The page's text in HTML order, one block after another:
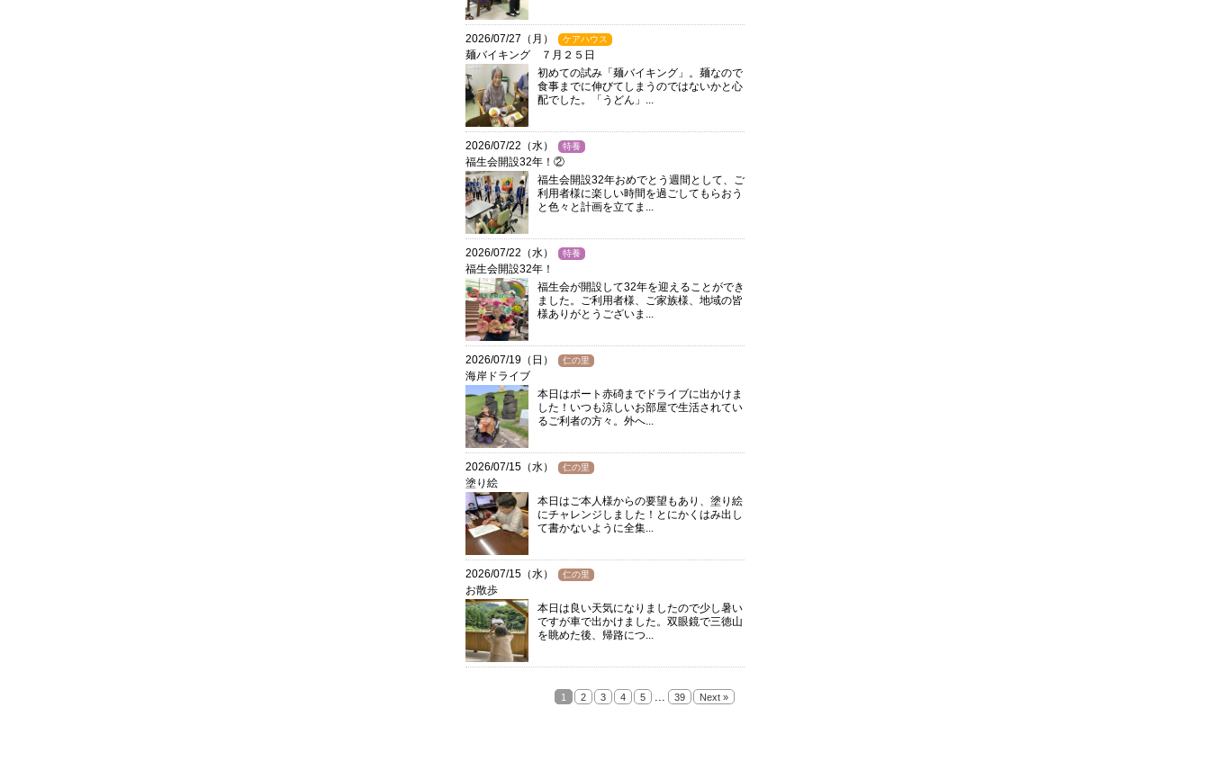
2026/07/27（月） ケアハウス
麺バイキング ７月２５日
初めての試み「麺バイキング」。麺なので
食事までに伸びてしまうのではないかと心
配でした。「うどん」...
2026/07/22（水） 特養
福生会開設32年！②
福生会開設32年おめでとう週間として、ご
利用者様に楽しい時間を過ごしてもらおう
と色々と計画を立てま...
2026/07/22（水） 特養
福生会開設32年！
福生会が開設して32年を迎えることができ
ました。ご利用者様、ご家族様、地域の皆
様ありがとうございま...
2026/07/19（日） 仁の里
海岸ドライブ
本日はポート赤碕までドライブに出かけま
した！いつも涼しいお部屋で生活されてい
るご利者の方々。外へ...
2026/07/15（水） 仁の里
塗り絵
本日はご本人様からの要望もあり、塗り絵
にチャレンジしました！とにかくはみ出し
て書かないように全集...
2026/07/15（水） 仁の里
お散歩
本日は良い天気になりましたので少し暑い
ですが車で出かけました。双眼鏡で三徳山
を眺めた後、帰路につ...
1 2 3 4 5 ... 39 Next »